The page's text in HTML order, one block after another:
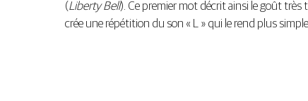
(Liberty Bell). Ce premier mot décrit ainsi le goût très
crée une répétition du son « L » qui le rend plus